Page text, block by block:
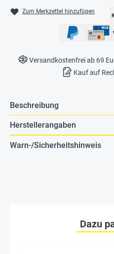
Zum Merkzettel hinzufügen
Versandkostenfrei ab 69
Kauf auf
Beschreibung
Herstellerangaben
Warn-/Sicherheitshinweis
Dazu